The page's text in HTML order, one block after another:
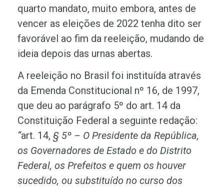
quarto mandato, muito embora, antes de
vencer as eleições de 2022 tenha dito ser
favorável ao fim da reeleição, mudando de
ideia depois das urnas abertas.
A reeleição no Brasil foi instituída através
da Emenda Constitucional nº 16, de 1997,
que deu ao parágrafo 5º do art. 14 da
Constituição Federal a seguinte redação:
“art. 14, § 5º – O Presidente da República,
os Governadores de Estado e do Distrito
Federal, os Prefeitos e quem os houver
sucedido, ou substituído no curso dos